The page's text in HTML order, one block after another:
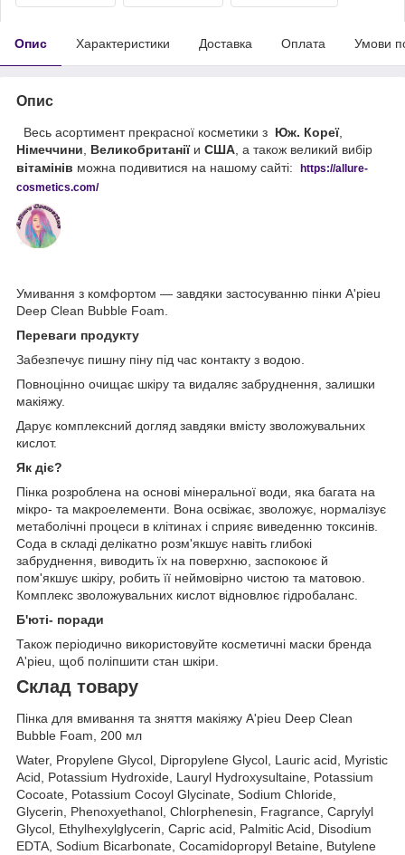
Опис Характеристики Доставка Оплата Умови
Опис
Весь асортимент прекрасної косметики з Юж. Кореї,
Німеччини
Великобританіїи США , а також великий вибір
вітамінів можна подивитися на нашому сайті: https://allure-
cosmetics.com/
Умивання з комфортом — завдяки застосуванню пінки A'pieu
Deep Clean Bubble Foam.
Переваги продукту
Забезпечує пишну піну під час контакту з водою.
Повноцінно очищає шкіру та видаляє забруднення, залишки
макіяжу.
Дарує комплексний догляд завдяки вмісту зволожувальних
кислот.
Як діє?
Пінка розроблена на основі мінеральної води, яка багата на
мікро- та макроелементи. Вона освіжає, зволожує, нормалізує
метаболічні процеси в клітинах і сприяє виведенню токсинів.
Сода в складі делікатно розм'якшує навіть глибокі
забруднення, виводить їх на поверхню, заспокоює й
пом'якшує шкіру, робить її неймовірно чистою та матовою.
Комплекс зволожувальних кислот відновлює гідробаланс.
Б'юті- поради
Також періодично використовуйте косметичні маски бренда
A'pieu, щоб поліпшити стан шкіри.
Склад товару
Пінка для вмивання та зняття макіяжу A'pieu Deep Clean
Bubble Foam, 200 мл
Water, Propylene Glycol, Dipropylene Glycol, Lauric acid, Myristic
Acid, Potassium Hydroxide, Lauryl Hydroxysultaine, Potassium
Cocoate, Potassium Cocoyl Glycinate, Sodium Chloride,
Glycerin, Phenoxyethanol, Chlorphenesin, Fragrance, Caprylyl
Glycol, Ethylhexylglycerin, Capric acid, Palmitic Acid, Disodium
EDTA, Sodium Bicarbonate, Cocamidopropyl Betaine, Butylene